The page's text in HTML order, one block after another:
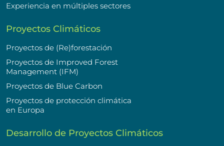
Experiencia en múltiples sectores
Proyectos Climáticos
Proyectos de (Re)forestación
Proyectos de Improved Forest
Management (IFM)
Proyectos de Blue Carbon
Proyectos de protección climática
en Europa
Desarrollo de Proyectos Climáticos